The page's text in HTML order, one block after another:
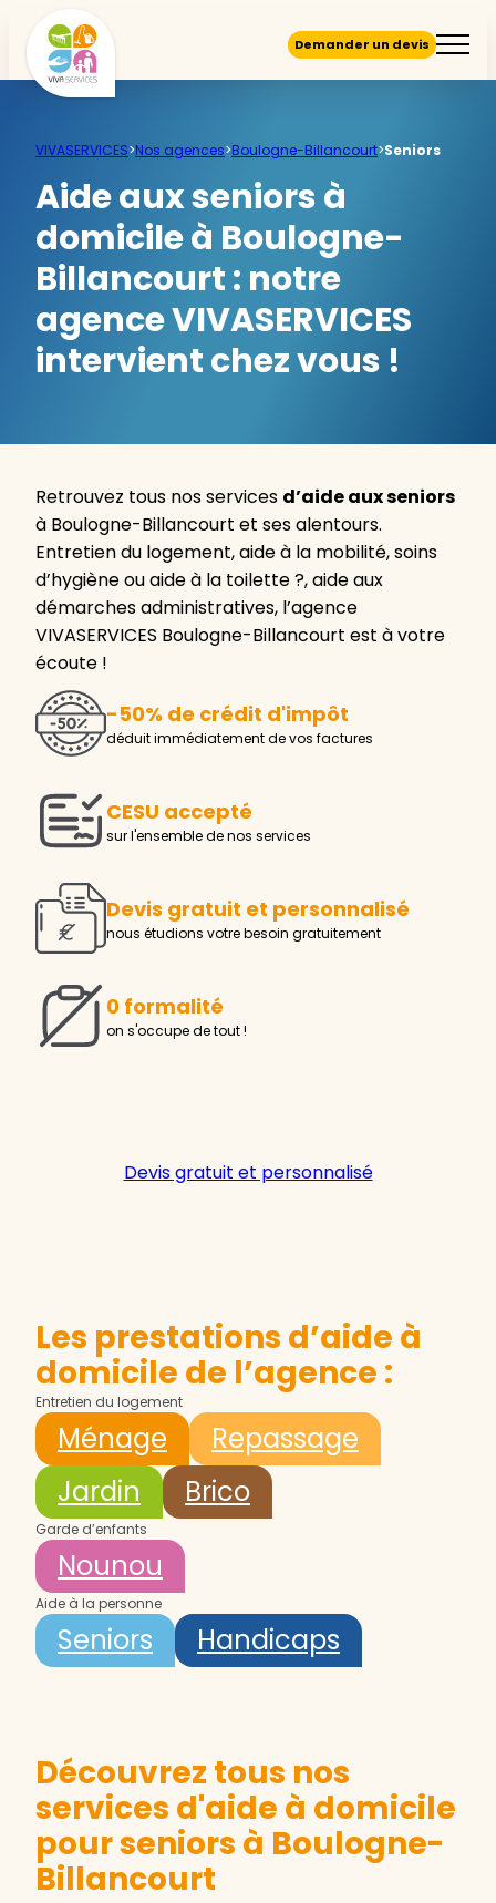
Demander un devis
VIVASERVICES>Nos agences>Boulogne-Billancourt>Seniors
Aide aux seniors à
domicile à Boulogne-
Billancourt : notre
agence VIVASERVICES
intervient chez vous !
Retrouvez tous nos services d’aide aux seniors
à Boulogne-Billancourt et ses alentours.
Entretien du logement, aide à la mobilité, soins
d’hygiène ou aide à la toilette ?, aide aux
démarches administratives, l’agence
VIVASERVICES Boulogne-Billancourt est à votre
écoute !
-50% de crédit d'impôt
déduit immédiatement de vos factures
CESU accepté
sur l'ensemble de nos services
Devis gratuit et personnalisé
nous étudions votre besoin gratuitement
0 formalité
on s'occupe de tout !
Devis gratuit et personnalisé
Les prestations d’aide à
domicile de l’agence :
Entretien du logement
Ménage
Repassage
Jardin
Brico
Garde d’enfants
Nounou
Aide à la personne
Seniors Handicaps
Découvrez tous nos
services d'aide à domicile
pour seniors à Boulogne-
Billancourt